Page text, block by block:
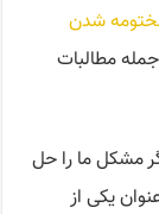
شدن
مطالبات
مشکل ما را حل
یکی از